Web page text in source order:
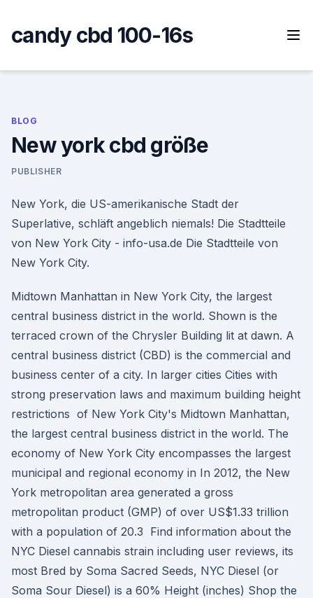
content
candy cbd 100-16s
BLOG
New york cbd größe
PUBLISHER
New York, die US-amerikanische Stadt der
Superlative, schläft angeblich niemals! Die Stadtteile
von New York City - info-usa.de Die Stadtteile von
New York City.
Midtown Manhattan in New York City, the largest
central business district in the world. Shown is the
terraced crown of the Chrysler Building lit at dawn. A
central business district (CBD) is the commercial and
business center of a city. In larger cities Cities with
strong preservation laws and maximum building height
restrictions of New York City's Midtown Manhattan,
the largest central business district in the world. The
economy of New York City encompasses the largest
municipal and regional economy in In 2012, the New
York metropolitan area generated a gross
metropolitan product (GMP) of over US$1.33 trillion
with a population of 20.3 Find information about the
NYC Diesel cannabis strain including user reviews, its
most Bred by Soma Sacred Seeds, NYC Diesel (or
Soma Sour Diesel) is a 60% Height (inches) Shop the